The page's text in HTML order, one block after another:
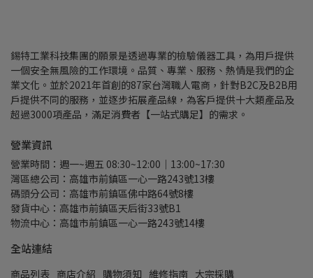
錫特工業科技集團的願景是透過專業的檢驗儀器工具，為用戶提供
一個安全無風險的工作環境。品質、專業、服務、熱情是我們的企
業文化。並於2021年首創的87家台灣職人電商，針對B2C及B2B用
戶提供不同的服務，並逐步拓展產品線，為客戶提供十大類產品及
超過3000項產品，滿足消費者【一站式購足】的需求。
營業資訊
營業時間：週一~週五 08:30~12:00｜13:00~17:30
灣區總公司：高雄市前鎮區一心一路243號13樓
碼頭分公司：高雄市前鎮區佛中路64號8樓
發貨中心：高雄市前鎮區天后街33號B1
物流中心：高雄市前鎮區一心一路243號14樓
全站連結
商品列表 商店介紹 購物須知 維修指南 大宗採購